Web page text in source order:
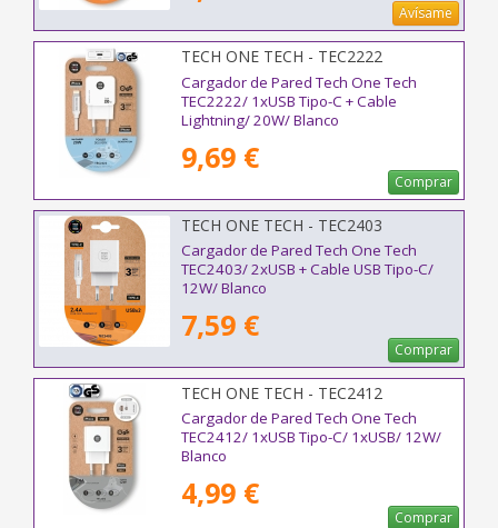
Avísame
TECH ONE TECH - TEC2222
Cargador de Pared Tech One Tech
TEC2222/ 1xUSB Tipo-C + Cable
Lightning/ 20W/ Blanco
9,69 €
Comprar
TECH ONE TECH - TEC2403
Cargador de Pared Tech One Tech
TEC2403/ 2xUSB + Cable USB Tipo-C/
12W/ Blanco
7,59 €
Comprar
TECH ONE TECH - TEC2412
Cargador de Pared Tech One Tech
TEC2412/ 1xUSB Tipo-C/ 1xUSB/ 12W/
Blanco
4,99 €
Comprar